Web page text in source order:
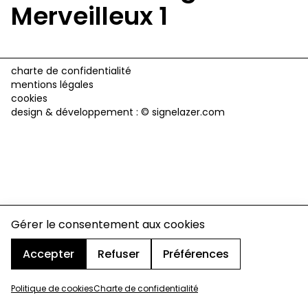
Gérer le consentement aux cookies
Accepter
Refuser Préférences
Politique de cookiesCharte de confidentialité
Merveilleux 1
charte de confidentialité
mentions légales
cookies
design & développement : © signelazer.com